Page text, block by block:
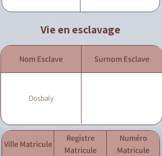
Vie en esclavage
Nom Esclave Surnom Esclave
Dosbaly
Ville Matricule
Registre
Matricule
Numéro
Matricule